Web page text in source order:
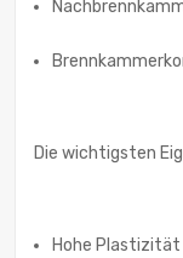
Die wichtigsten
Hohe